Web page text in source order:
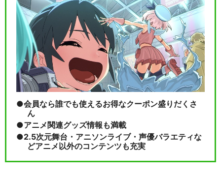
会員なら誰でも使えるお得なクーポン盛りだくさ
ん
アニメ関連グッズ情報も満載
2.5次元舞台・アニソンライブ・声優バラエティな
どアニメ以外のコンテンツも充実